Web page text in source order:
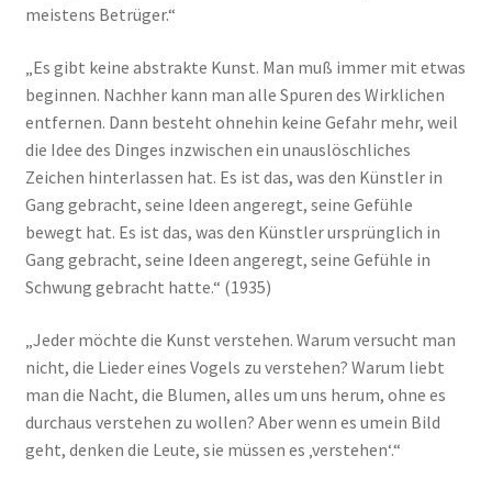
meistens Betrüger.“
„Es gibt keine abstrakte Kunst. Man muß immer mit etwas
beginnen. Nachher kann man alle Spuren des Wirklichen
entfernen. Dann besteht ohnehin keine Gefahr mehr, weil
die Idee des Dinges inzwischen ein unauslöschliches
Zeichen hinterlassen hat. Es ist das, was den Künstler in
Gang gebracht, seine Ideen angeregt, seine Gefühle
bewegt hat. Es ist das, was den Künstler ursprünglich in
Gang gebracht, seine Ideen angeregt, seine Gefühle in
Schwung gebracht hatte.“ (1935)
„Jeder möchte die Kunst verstehen. Warum versucht man
nicht, die Lieder eines Vogels zu verstehen? Warum liebt
man die Nacht, die Blumen, alles um uns herum, ohne es
durchaus verstehen zu wollen? Aber wenn es umein Bild
geht, denken die Leute, sie müssen es ‚verstehen‘.“